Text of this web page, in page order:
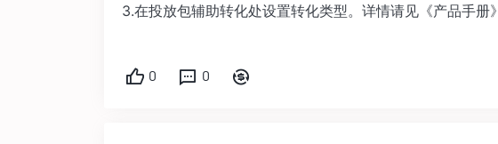
3.在投放包辅助转化处设置转化类型。详情请见《产品手册》
0 0